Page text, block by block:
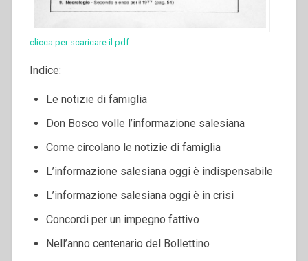
clicca per scaricare il pdf
Indice:
Le notizie di famiglia
Don Bosco volle l’informazione salesiana
Come circolano le notizie di famiglia
L’informazione salesiana oggi è indispensabile
L’informazione salesiana oggi è in crisi
Concordi per un impegno fattivo
Nell’anno centenario del Bollettino